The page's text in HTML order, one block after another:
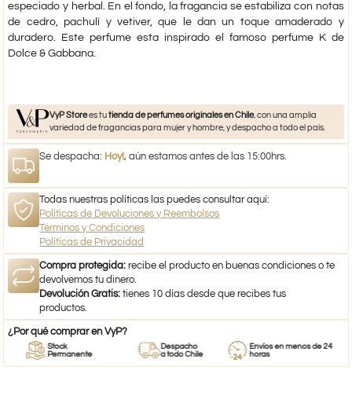
especiado y herbal. En el fondo, la fragancia se estabiliza con notas
de cedro, pachulí y vetiver, que le dan un toque amaderado y
duradero. Este perfume esta inspirado el famoso perfume K de
Dolce & Gabbana.
VyP Storees tutienda de perfumes originales en Chile, con una amplia
variedad de fragancias para mujer y hombre, y despacho a todo el país.
Se despacha: Hoy!, aún estamos antes de las 15:00hrs.
Todas nuestras políticas las puedes consultar aquí:
Políticas de Devoluciones y Reembolsos
Términos y Condiciones
Políticas de Privacidad
Compra protegida: recibe el producto en buenas condiciones o te
devolvemos tu dinero.
Devolución Gratis: tienes 10 días desde que recibes tus
productos.
¿Por qué comprar en VyP?
Stock
Permanente
Despacho
a todo Chile
Envíos en menos de 24
horas